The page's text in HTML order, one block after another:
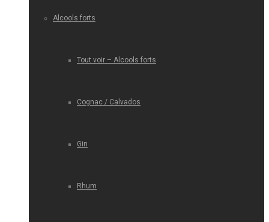
Alcools forts
Tout voir – Alcools forts
Cognac / Calvados
Gin
Rhum